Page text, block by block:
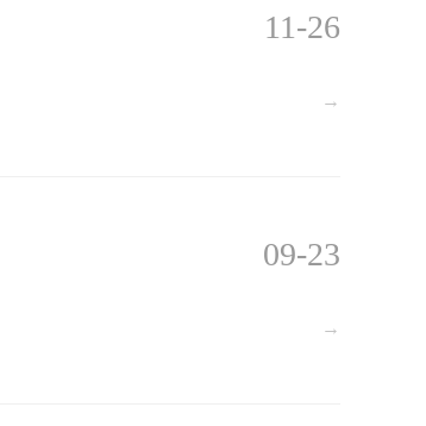
11-26
→
09-23
→